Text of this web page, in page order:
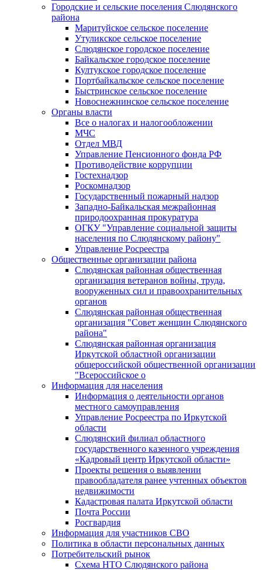
Городские и сельские поселения Слюдянского
района
Маритуйское сельское поселение
Утуликское сельское поселение
Слюдянское городское поселение
Байкальское городское поселение
Култукское городское поселение
Портбайкальское сельское поселение
Быстринское сельское поселение
Новоснежнинское сельское поселение
Органы власти
Все о налогах и налогообложении
МЧС
Отдел МВД
Управление Пенсионного фонда РФ
Противодействие коррупции
Гостехнадзор
Роскомнадзор
Государственный пожарный надзор
Западно-Байкальская межрайонная
природоохранная прокуратура
ОГКУ "Управление социальной защиты
населения по Слюдянскому району"
Управление Росреестра
Общественные организации района
Слюдянская районная общественная
организация ветеранов войны, труда,
вооруженных сил и правоохранительных
органов
Слюдянская районная общественная
организация "Совет женщин Слюдянского
района"
Слюдянская районная организация
Иркутской областной организации
общероссийской общественной организации
"Всероссийское о
Информация для населения
Информация о деятельности органов
местного самоуправления
Управление Росреестра по Иркутской
области
Слюдянский филиал областного
государственного казенного учреждения
«Кадровый центр Иркутской области»
Проекты решения о выявлении
правообладателя ранее учтенных объектов
недвижимости
Кадастровая палата Иркутской области
Почта России
Росгвардия
Информация для участников СВО
Политика в области персональных данных
Потребительский рынок
Схема НТО Слюдянского района